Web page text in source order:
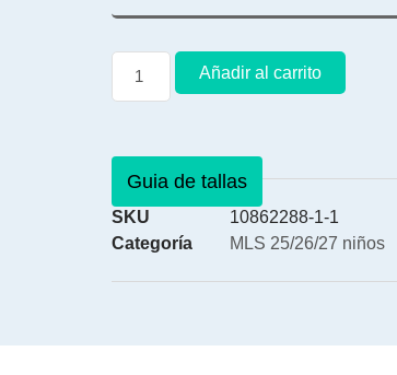
Añadir al carrito
Guia de tallas
SKU
10862288-1-1
Categoría
MLS 25/26/27 niños